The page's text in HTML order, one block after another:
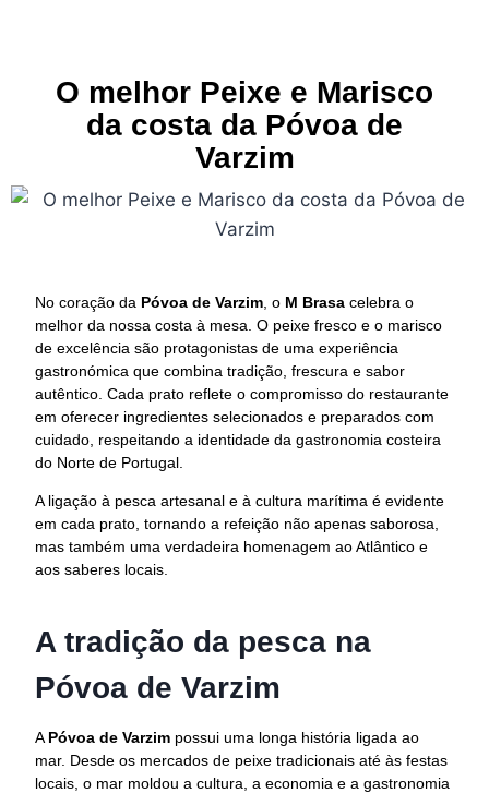
O melhor Peixe e Marisco
da costa da Póvoa de
Varzim
No coração da Póvoa de Varzim , o M Brasa celebra o
melhor da nossa costa à mesa. O peixe fresco e o marisco
de excelência são protagonistas de uma experiência
gastronómica que combina tradição, frescura e sabor
autêntico. Cada prato reflete o compromisso do restaurante
em oferecer ingredientes selecionados e preparados com
cuidado, respeitando a identidade da gastronomia costeira
do Norte de Portugal.
A ligação à pesca artesanal e à cultura marítima é evidente
em cada prato, tornando a refeição não apenas saborosa,
mas também uma verdadeira homenagem ao Atlântico e
aos saberes locais.
A tradição da pesca na
Póvoa de Varzim
A Póvoa de Varzim possui uma longa história ligada ao
mar. Desde os mercados de peixe tradicionais até às festas
locais, o mar moldou a cultura, a economia e a gastronomia